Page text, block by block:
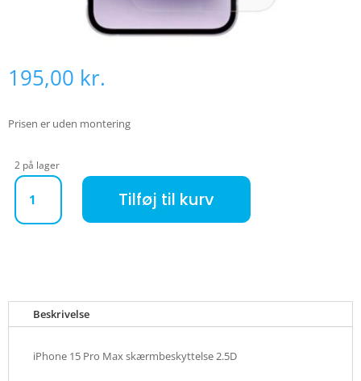
195,00 kr.
Prisen er uden montering
2 på lager
iPhone 15 Pro Max skærmbeskyttelse 2.5D antal
Tilføj til kurv
Beskrivelse
iPhone 15 Pro Max skærmbeskyttelse 2.5D